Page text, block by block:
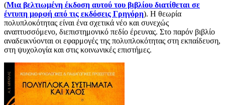
(Μια βελτιωμένη έκδοση αυτού του βιβλίου διατίθεται σε
έντυπη μορφή από τις εκδόσεις Γρηγόρη). Η θεωρία
πολυπλοκότητας είναι ένα σχετικά νέο και συνεχώς
αναπτυσσόμενο, διεπιστημονικό πεδίο έρευνας. Στο παρόν βιβλίο
αναδεικνύονται οι εφαρμογές της πολυπλοκότητας στη εκπαίδευση,
στη ψυχολογία και στις κοινωνικές επιστήμες.